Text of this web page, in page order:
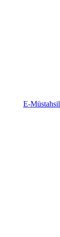
E-Müstahsil